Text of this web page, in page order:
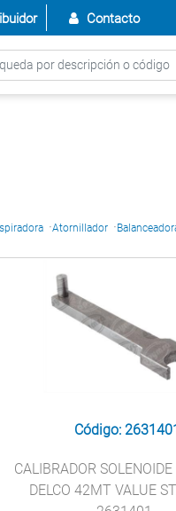
Contacto
·Atornillador ·
Código:
CALIBRADOR
DELCO 42MT VALUE